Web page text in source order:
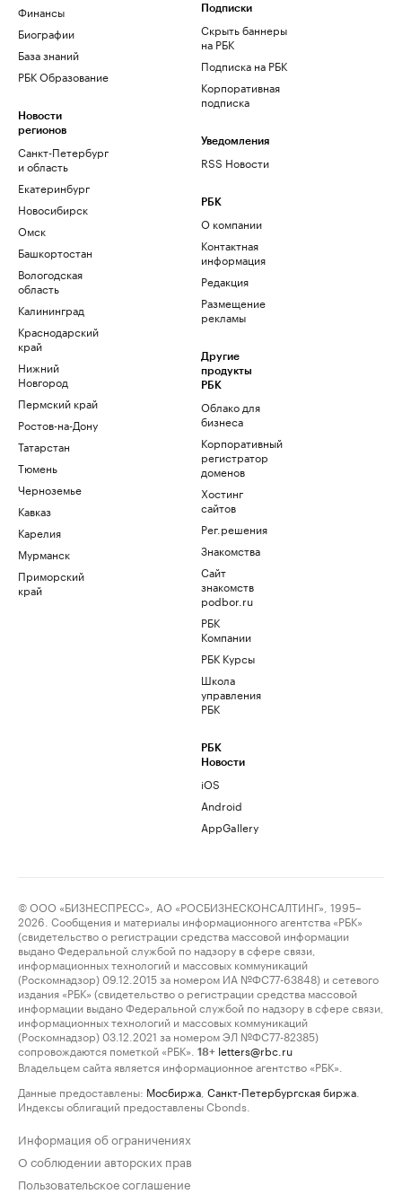
Финансы
Биографии
База знаний
РБК Образование
Новости
регионов
Санкт-Петербург
и область
Екатеринбург
Новосибирск
Омск
Башкортостан
Вологодская
область
Калининград
Краснодарский
край
Нижний
Новгород
Пермский край
Ростов-на-Дону
Татарстан
Тюмень
Черноземье
Кавказ
Карелия
Мурманск
Приморский
край
Подписки
Скрыть баннеры
на РБК
Подписка на РБК
Корпоративная
подписка
Уведомления
RSS Новости
РБК
О компании
Контактная
информация
Редакция
Размещение
рекламы
Другие
продукты
РБК
Облако для
бизнеса
Корпоративный
регистратор
доменов
Хостинг
сайтов
Рег.решения
Знакомства
Сайт
знакомств
podbor.ru
РБК
Компании
РБК Курсы
Школа
управления
РБК
РБК
Новости
iOS
Android
AppGallery
© ООО «БИЗНЕСПРЕСС», АО «РОСБИЗНЕСКОНСАЛТИНГ», 1995–
2026. Сообщения и материалы информационного агентства «РБК»
(свидетельство о регистрации средства массовой информации
выдано Федеральной службой по надзору в сфере связи,
информационных технологий и массовых коммуникаций
(Роскомнадзор) 09.12.2015 за номером ИА №ФС77-63848) и сетевого
издания «РБК» (свидетельство о регистрации средства массовой
информации выдано Федеральной службой по надзору в сфере связи,
информационных технологий и массовых коммуникаций
(Роскомнадзор) 03.12.2021 за номером ЭЛ №ФС77-82385)
сопровождаются пометкой «РБК».
18+ letters@rbc.ru
Владельцем сайта является информационное агентство «РБК».
Данные предоставлены: Мосбиржа Санкт-Петербургская биржа
Индексы облигаций предоставлены Cbonds.
Информация об ограничениях
О соблюдении авторских прав
Пользовательское соглашение